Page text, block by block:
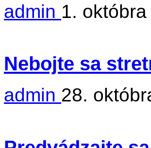
admin 1.
Nebojte sa
admin 28.